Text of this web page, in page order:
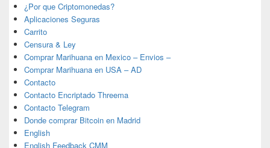
¿Por que Criptomonedas?
Aplicaciones Seguras
Carrito
Censura & Ley
Comprar Marihuana en Mexico – Envios –
Comprar Marihuana en USA – AD
Contacto
Contacto Encriptado Threema
Contacto Telegram
Donde comprar Bitcoin en Madrid
English
English Feedback CMM